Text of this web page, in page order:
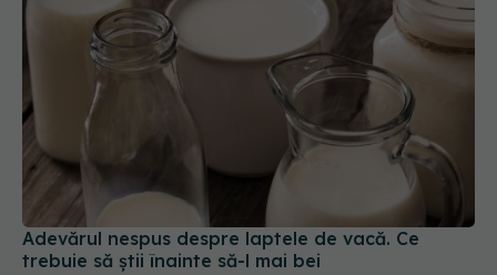
Adevărul nespus despre laptele de vacă. Ce
trebuie să știi înainte să-l mai bei